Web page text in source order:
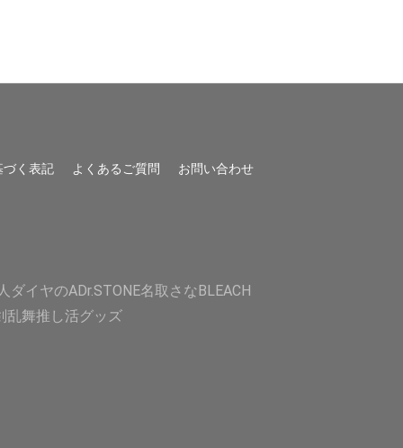
く表記 よくあるご質問 お問い合わせ
ダイヤのADr.STONE名取さな BLEACH
乱舞推し活グッズ